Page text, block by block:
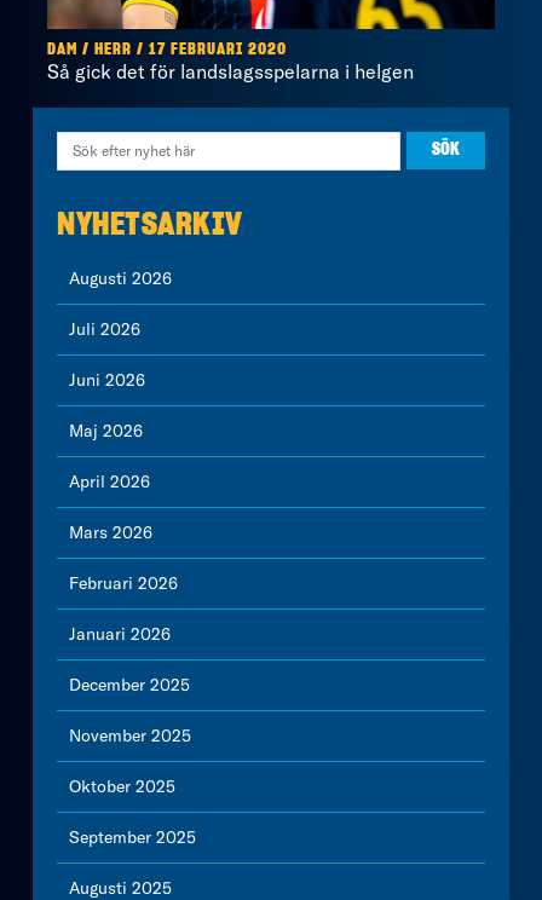
DAM / HERR / 17 FEBRUARI 2020
Så gick det för landslagsspelarna i helgen
NYHETSARKIV
Augusti 2026
Juli 2026
Juni 2026
Maj 2026
April 2026
Mars 2026
Februari 2026
Januari 2026
December 2025
November 2025
Oktober 2025
September 2025
Augusti 2025